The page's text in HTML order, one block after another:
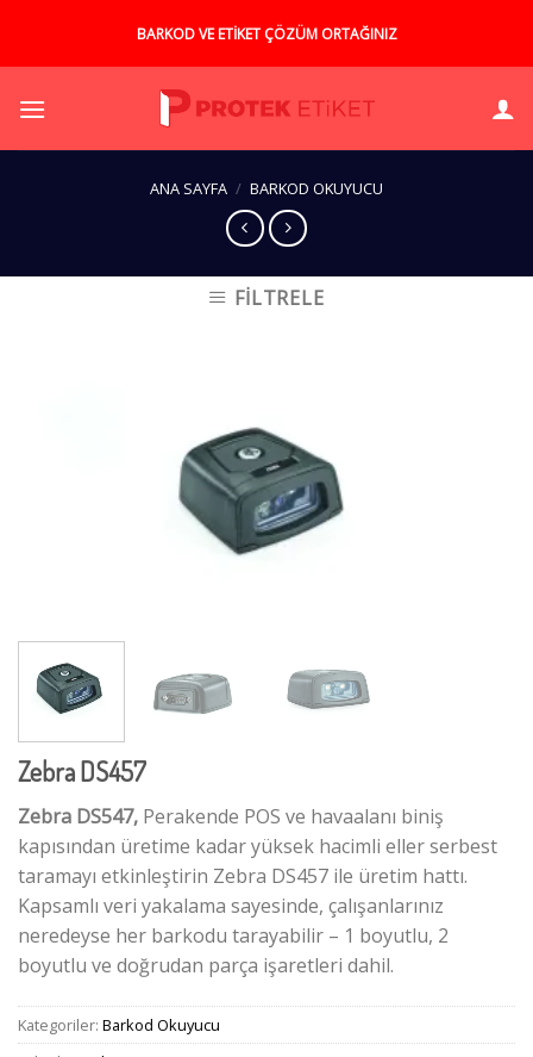
content
BARKOD VE ETİKET ÇÖZÜM ORTAĞINIZ
ANA SAYFA / BARKOD OKUYUCU
FILTRELE
Zebra DS457
Zebra DS547, Perakende POS ve havaalanı biniş
kapısından üretime kadar yüksek hacimli eller serbest
taramayı etkinleştirin Zebra DS457 ile üretim hattı.
Kapsamlı veri yakalama sayesinde, çalışanlarınız
neredeyse her barkodu tarayabilir – 1 boyutlu, 2
boyutlu ve doğrudan parça işaretleri dahil.
Kategoriler: Barkod Okuyucu